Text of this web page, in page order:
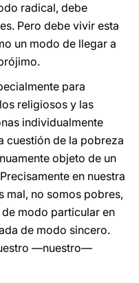
radical, debe
Pero debe vivir esta
un modo de llegar a
para
religiosos y las
individualmente
cuestión de la pobreza
objeto de un
en nuestra
mal, no somos pobres,
modo particular en
de modo sincero.
—nuestro—